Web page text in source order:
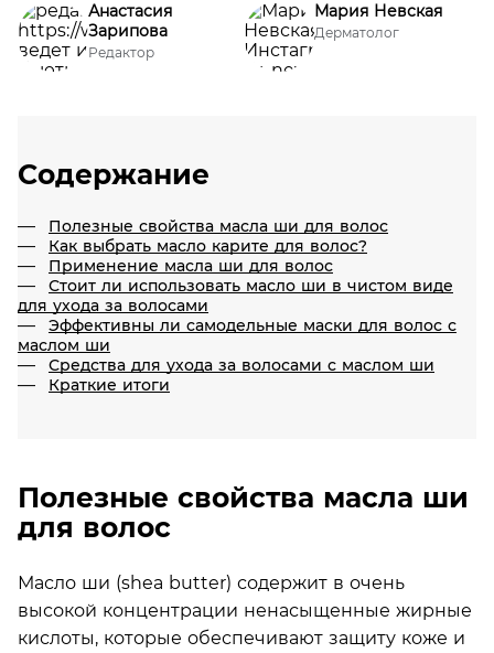
Анастасия
Зарипова
Редактор
Мария Невская
Дерматолог
Содержание
Полезные свойства масла ши для волос
Как выбрать масло карите для волос?
Применение масла ши для волос
Стоит ли использовать масло ши в чистом виде
для ухода за волосами
Эффективны ли самодельные маски для волос с
маслом ши
Средства для ухода за волосами с маслом ши
Краткие итоги
Полезные свойства масла ши
для волос
Масло ши (shea butter) содержит в очень
высокой концентрации ненасыщенные жирные
кислоты, которые обеспечивают защиту коже и